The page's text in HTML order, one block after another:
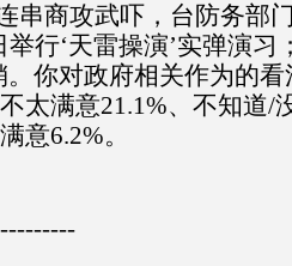
串商攻武吓，台防务部
行‘天雷操演’实弹演习
你对政府相关作为的
太满意21.1%、不知道/
意6.2%。